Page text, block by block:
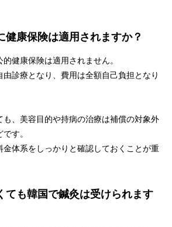
健康保険は適用されますか？
健康保険は適用されません。
診療となり、費用は全額自己負担となり
も、美容目的や持病の治療は補償の対象外
す。
金体系をしっかりと確認しておくことが重
ても韓国で鍼灸は受けられます